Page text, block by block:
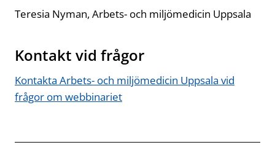
Teresia Nyman, Arbets- och miljömedicin Uppsala
Kontakt vid frågor
Kontakta Arbets- och miljömedicin Uppsala vid
frågor om webbinariet